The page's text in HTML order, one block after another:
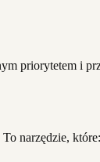
priorytetem i
narzędzie, które: